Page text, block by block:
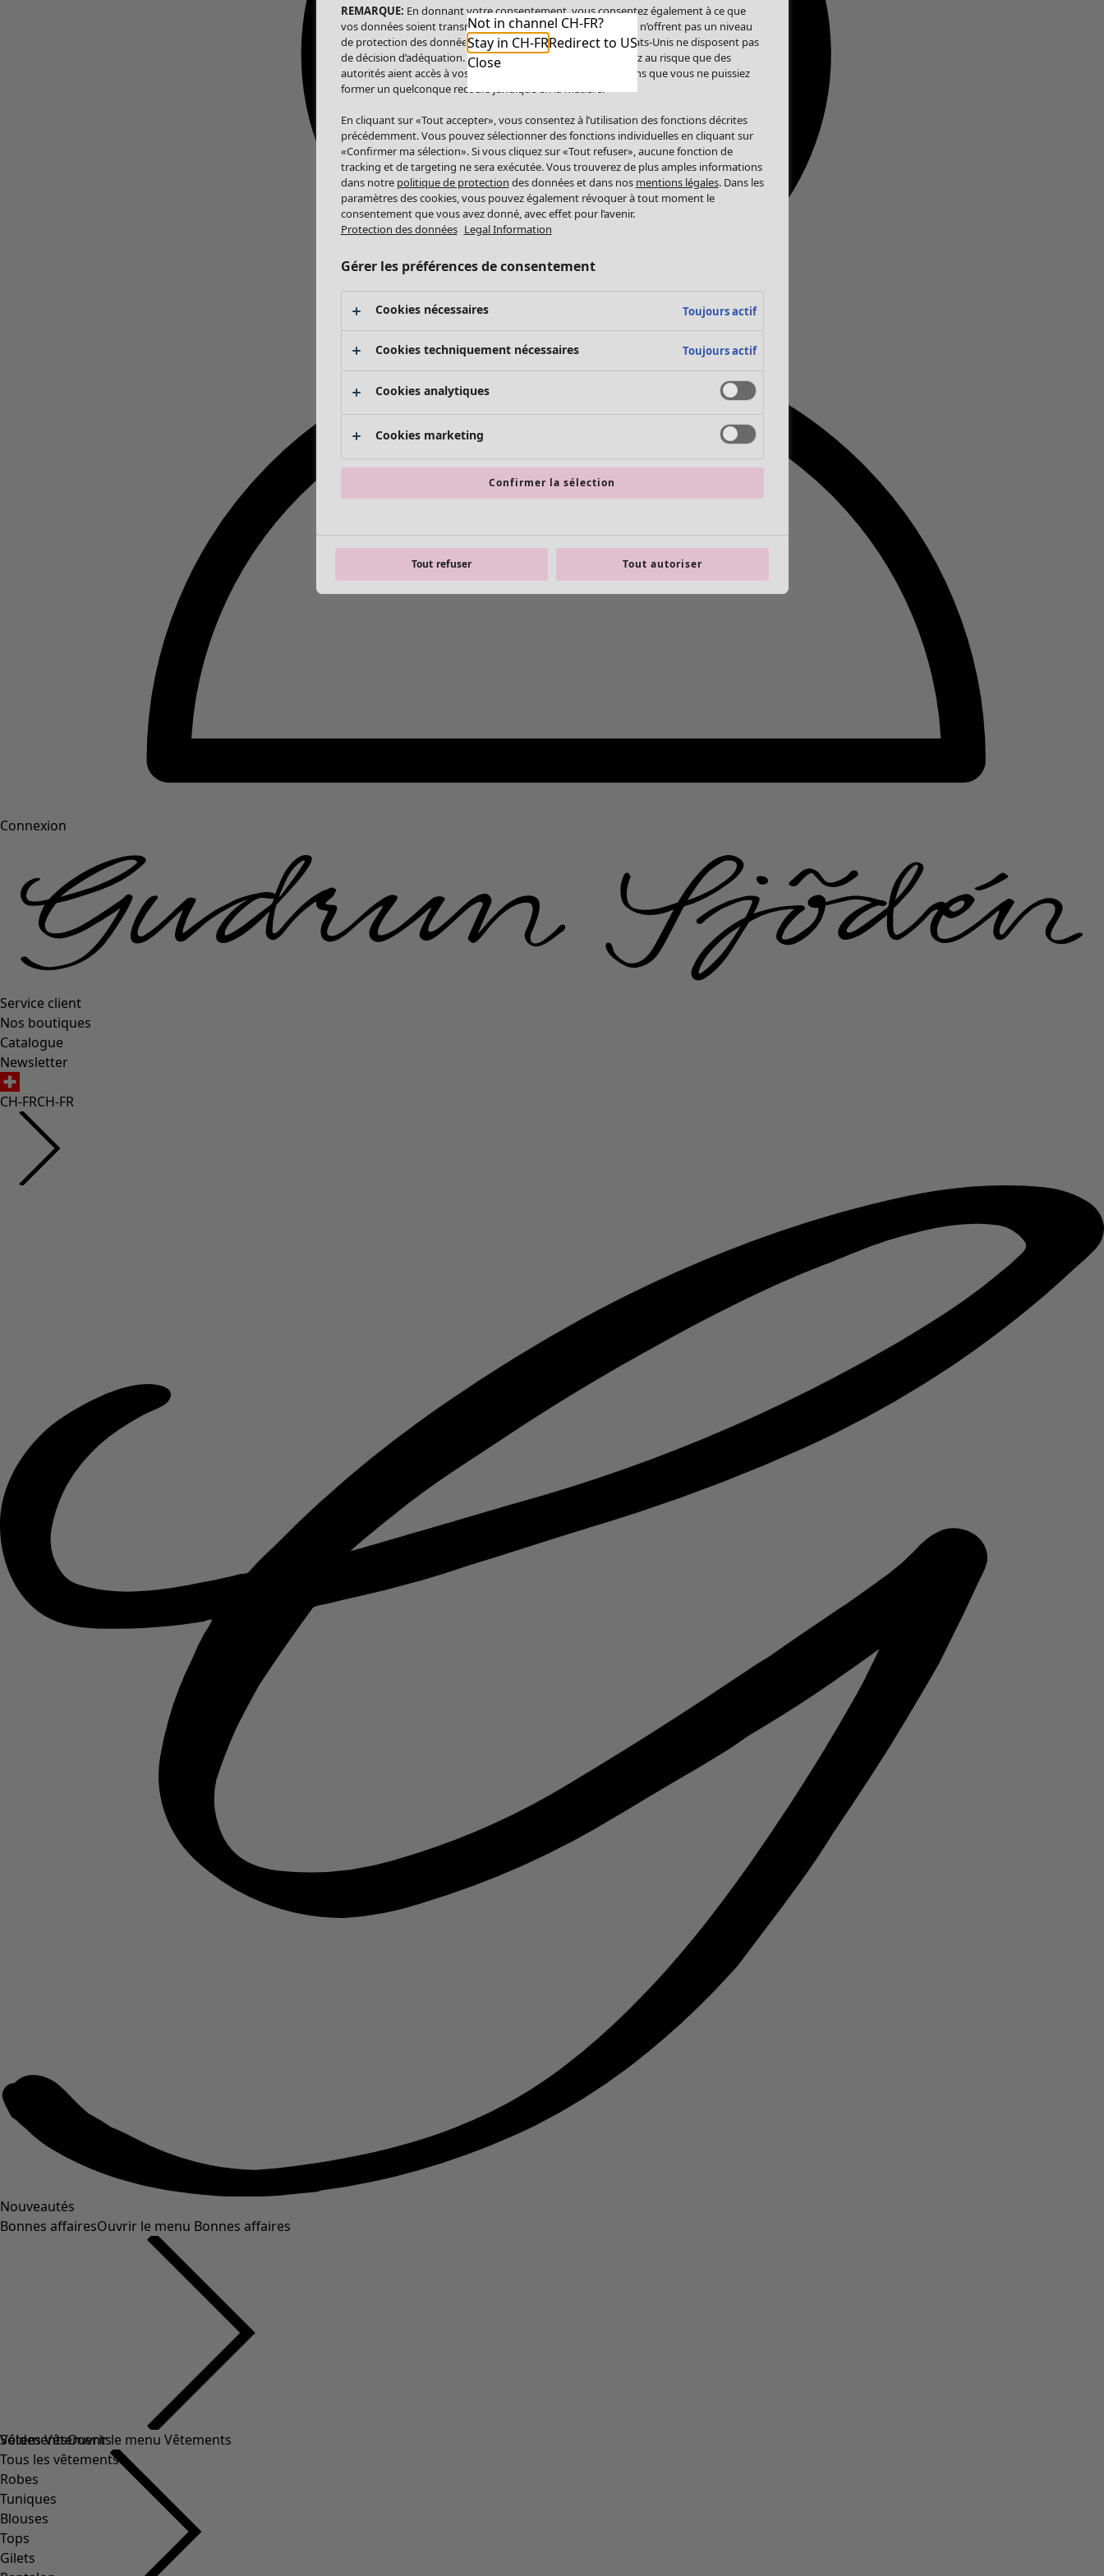
Connexion
Service client
Nos boutiques
Catalogue
Newsletter
CH-FRCH-FR
Nouveautés
Bonnes affairesOuvrir le menu Bonnes affaires
Soldes Vêtements
Tous les vêtements
Robes
Tuniques
Blouses
Tops
Gilets
VêtementsOuvrir le menu Vêtements
Not in channel CH-FR?
Stay in CH-FRRedirect to US
Close
REMARQUE: En donnant votre consentement, vous consentez également à ce que
vos données soient transmises aux États-Unis. Les États-Unis n’offrent pas un niveau
de protection des données comparable à celui de l’UE. Les États-Unis ne disposent pas
de décision d’adéquation. Par conséquent, vous vous exposez au risque que des
autorités aient accès à vos données à caractère personnel sans que vous ne puissiez
former un quelconque recours juridique en la matière.
En cliquant sur «Tout accepter», vous consentez à l’utilisation des fonctions décrites
précédemment. Vous pouvez sélectionner des fonctions individuelles en cliquant sur
«Confirmer ma sélection». Si vous cliquez sur «Tout refuser», aucune fonction de
tracking et de targeting ne sera exécutée. Vous trouverez de plus amples informations
dans notre politique de protection des données et dans nos mentions légales. Dans les
paramètres des cookies, vous pouvez également révoquer à tout moment le
consentement que vous avez donné, avec effet pour l’avenir.
Protection des données Legal Information
Gérer les préférences de consentement
Cookies nécessaires Toujours actif
Cookies techniquement nécessaires Toujours actif
Cookies analytiques
Cookies marketing
Confirmer la sélection
Tout refuser Tout autoriser